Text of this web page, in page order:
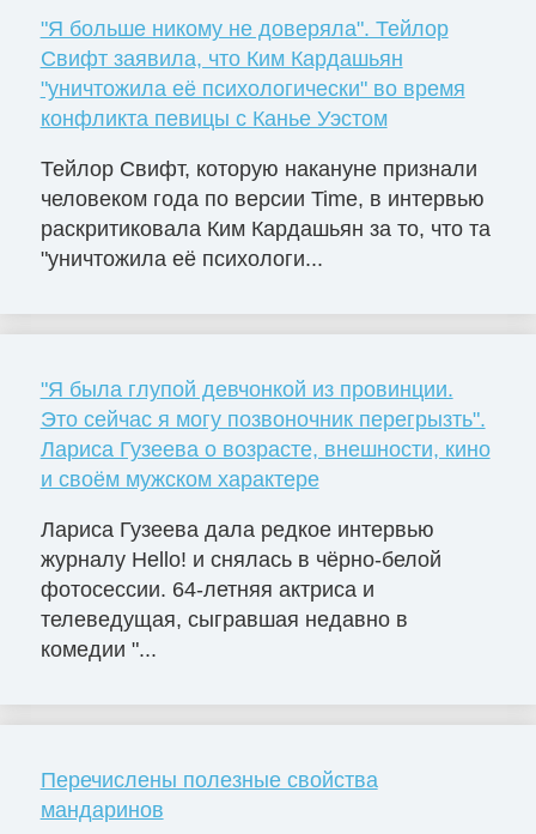
"Я больше никому не доверяла". Тейлор
Свифт заявила, что Ким Кардашьян
"уничтожила её психологически" во время
конфликта певицы с Канье Уэстом
Тейлор Свифт, которую накануне признали
человеком года по версии Time, в интервью
раскритиковала Ким Кардашьян за то, что та
"уничтожила её психологи...
"Я была глупой девчонкой из провинции.
Это сейчас я могу позвоночник перегрызть".
Лариса Гузеева о возрасте, внешности, кино
и своём мужском характере
Лариса Гузеева дала редкое интервью
журналу Hello! и снялась в чёрно-белой
фотосессии. 64-летняя актриса и
телеведущая, сыгравшая недавно в
комедии "...
Перечислены полезные свойства
мандаринов